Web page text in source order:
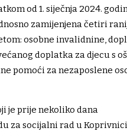
od 1. siječnja 2024.
zamijenjena četiri
osobne invalidnine,
doplatka za djecu s
pomoći za nezaposlene
je prije nekoliko dana
za socijalni rad u